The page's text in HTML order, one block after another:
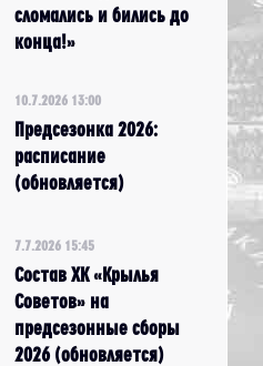
сломались и бились до
конца!»
10.7.2026 13:00
Предсезонка 2026:
расписание
(обновляется)
7.7.2026 15:45
Состав ХК «Крылья
Советов» на
предсезонные сборы
2026 (обновляется)